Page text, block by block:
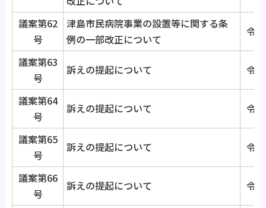
議案第62
号
津島市民病院事業の設置等に関する条
例の一部改正について
令
議案第63
号
訴えの提起について 令
議案第64
号
訴えの提起について 令
議案第65
号
訴えの提起について 令
議案第66
号
訴えの提起について 令